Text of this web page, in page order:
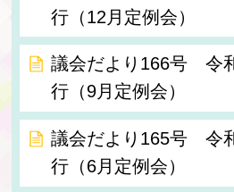
行（12月定例会）
議会だより166号 令
行（9月定例会）
議会だより165号 令
行（6月定例会）